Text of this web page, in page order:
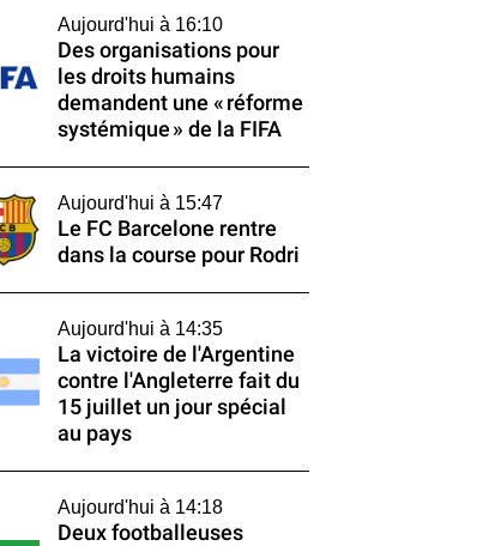
Aujourd'hui à 16:10
Des organisations pour
les droits humains
demandent une « réforme
systémique » de la FIFA
Aujourd'hui à 15:47
Le FC Barcelone rentre
dans la course pour Rodri
Aujourd'hui à 14:35
La victoire de l'Argentine
contre l'Angleterre fait du
15 juillet un jour spécial
au pays
Aujourd'hui à 14:18
Deux footballeuses